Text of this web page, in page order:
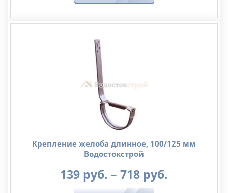
Крепление желоба длинное, 100/125 мм
Водостокстрой
139 руб. – 718 руб.